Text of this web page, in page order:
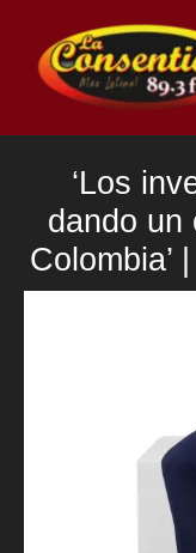
contenido
‘Los
dando un
Colombia’